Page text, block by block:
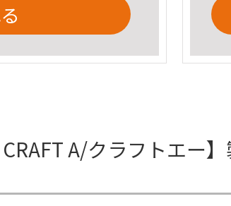
A/クラフトエー